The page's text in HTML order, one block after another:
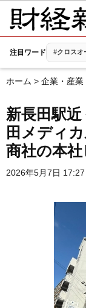
注目ワード #クロスオ
ホーム > 企業・産業
新長田駅
田メディ
商社の本
2026年5月7日 17:27